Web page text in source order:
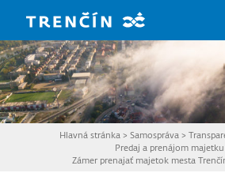
Hlavná stránka > Samospráva >
Predaj a prenájom majetku
Zámer prenajať majetok mesta